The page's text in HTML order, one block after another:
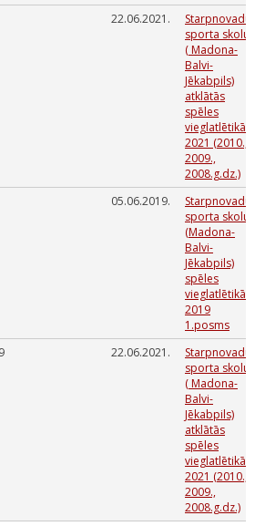
22.06.2021.
Starpnovadu
sporta skolu
( Madona-
Balvi-
Jēkabpils)
atklātās
spēles
vieglatlētikā
2021 (2010.,
2009.,
2008.g.dz.)
05.06.2019.
Starpnovadu
sporta skolu
(Madona-
Balvi-
Jēkabpils)
spēles
vieglatlētikā '
2019
1.posms
22.06.2021.
Starpnovadu
sporta skolu
( Madona-
Balvi-
Jēkabpils)
atklātās
spēles
vieglatlētikā
2021 (2010.,
2009.,
2008.g.dz.)